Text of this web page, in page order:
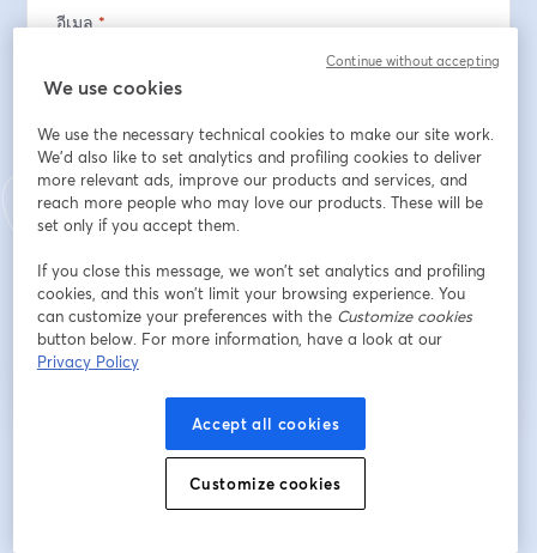
อีเมล*
นามสกุล*
ลงทะเบียน
การลงทะเบียนเป็นการรับทราบและยอมรับเงื่อนไขการให้บริการ
เปิดในแท็บใหม่
ของเรา เราจะแชร์รายละเอียดของคุณกับโฮสต์
We use cookies
We use the necessary technical cookies to make our site work.
We'd also like to set analytics and profiling cookies to deliver
more relevant ads, improve our products and services, and
reach more people who may love our products. These will be
set only if you accept them.
If you close this message, we won’t set analytics and profiling
cookies, and this won’t limit your browsing experience. You
can customize your preferences with the Customize cookies
button below. For more information, have a look at our
Privacy Policy
Accept all cookies
Customize cookies
Continue without accepting